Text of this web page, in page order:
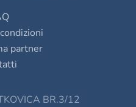
partner
BR.3/12